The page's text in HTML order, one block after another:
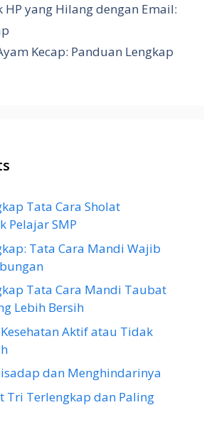
HP yang Hilang dengan Email:
Kecap: Panduan Lengkap
Tata Cara Sholat
Pelajar SMP
Tata Cara Mandi Wajib
Tata Cara Mandi Taubat
Lebih Bersih
Kesehatan Aktif atau Tidak
dan Menghindarinya
Tri Terlengkap dan Paling